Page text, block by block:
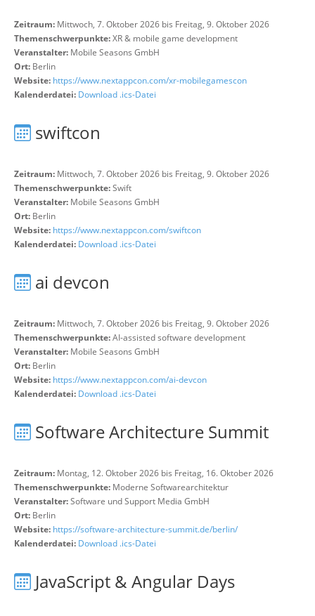
Zeitraum: Mittwoch, 7. Oktober 2026 bis Freitag, 9. Oktober 2026
Themenschwerpunkte:XR & mobile game development
Veranstalter: Mobile Seasons GmbH
Ort: Berlin
Website: https://www.nextappcon.com/xr-mobilegamescon
Kalenderdatei: Download .ics-Datei
swiftcon
Zeitraum: Mittwoch, 7. Oktober 2026 bis Freitag, 9. Oktober 2026
Themenschwerpunkte:Swift
Veranstalter: Mobile Seasons GmbH
Ort: Berlin
Website: https://www.nextappcon.com/swiftcon
Kalenderdatei: Download .ics-Datei
ai devcon
Zeitraum: Mittwoch, 7. Oktober 2026 bis Freitag, 9. Oktober 2026
Themenschwerpunkte:AI-assisted software development
Veranstalter: Mobile Seasons GmbH
Ort: Berlin
Website: https://www.nextappcon.com/ai-devcon
Kalenderdatei: Download .ics-Datei
Software Architecture Summit
Zeitraum: Montag, 12. Oktober 2026 bis Freitag, 16. Oktober 2026
Themenschwerpunkte: Moderne Softwarearchitektur
Veranstalter:Software und Support Media GmbH
Ort: Berlin
Website: https://software-architecture-summit.de/berlin/
Kalenderdatei: Download .ics-Datei
JavaScript & Angular Days